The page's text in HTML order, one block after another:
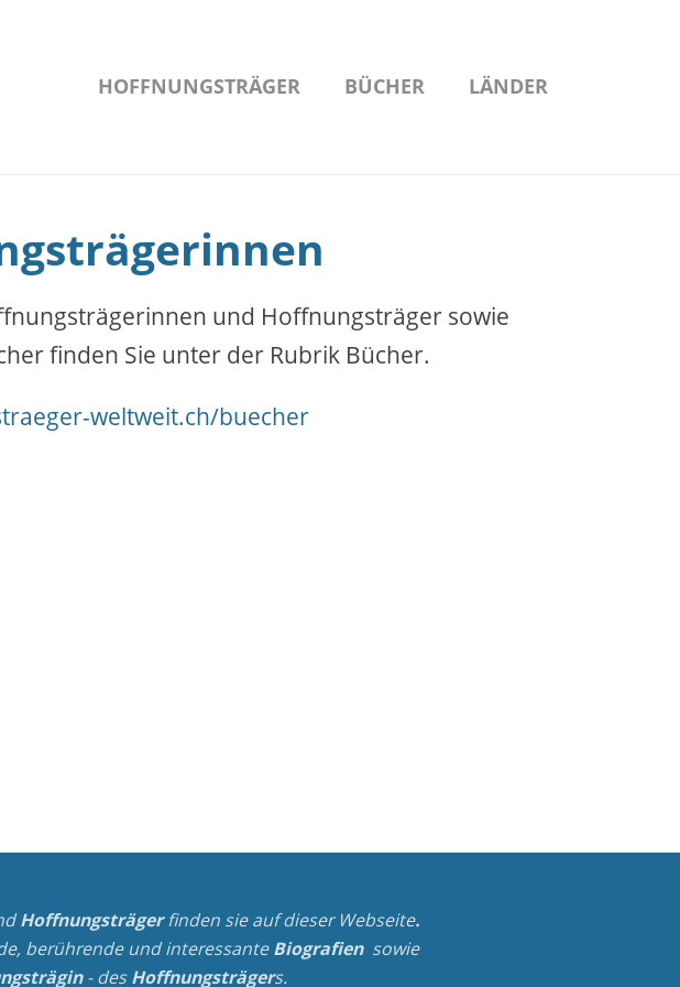
HOFFNUNGSTRÄGER BÜCHER LÄNDER
und Hoffnungsträger sowie
finden Sie unter der Rubrik Bücher.
weltweit.ch/buecher
Hoffnungsträgerfinden sie auf dieser Webseite.
berührende und interessanteBiografien sowie
- desHoffnungsträgers.